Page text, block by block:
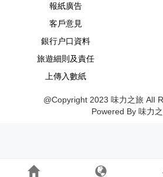
報紙廣告
客戶意見
銀行户口資料
旅遊細則及責任
上傳入數紙
@Copyright 2023 味力之旅 AlI
Powered By 味力